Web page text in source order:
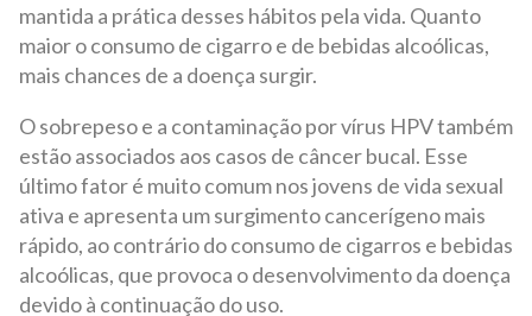
mantida a prática desses hábitos pela vida. Quanto
maior o consumo de cigarro e de bebidas alcoólicas,
mais chances de a doença surgir.
O sobrepeso e a contaminação por vírus HPV também
estão associados aos casos de câncer bucal. Esse
último fator é muito comum nos jovens de vida sexual
ativa e apresenta um surgimento cancerígeno mais
rápido, ao contrário do consumo de cigarros e bebidas
alcoólicas, que provoca o desenvolvimento da doença
devido à continuação do uso.